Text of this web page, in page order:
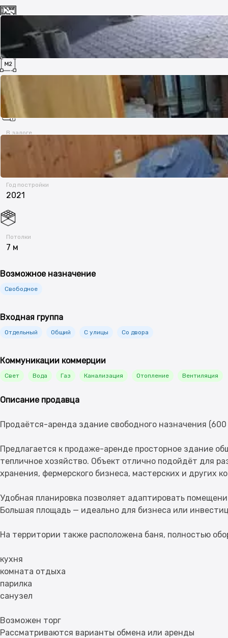
Комнат
7
В залоге
Год постройки
2021
Потолки
7 м
Возможное назначение
Свободное
Входная группа
Отдельный Общий С улицы Со двора
Коммуникации коммерции
Свет Вода Газ Канализация Отопление Вентиляция
Описание продавца
Продаётся-аренда здание свободного назначения (600
Предлагается к продаже-аренде просторное здание
тепличное хозяйство. Объект отлично подойдёт для
хранения, фермерского бизнеса, мастерских и других
Удобная планировка позволяет адаптировать
Большая площадь — идеально для бизнеса или
На территории также расположена баня, полностью
кухня
комната отдыха
парилка
санузел
Возможен торг